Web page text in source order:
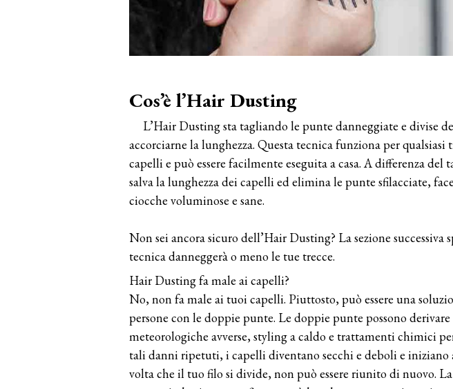
Cos’è l’Hair Dusting
L’Hair Dusting sta tagliando le punte danneggiate e divise
accorciarne la lunghezza. Questa tecnica funziona per qualsiasi
capelli e può essere facilmente eseguita a casa. A differenza del
salva la lunghezza dei capelli ed elimina le punte sfilacciate,
ciocche voluminose e sane.
Non sei ancora sicuro dell’Hair Dusting? La sezione successiva
tecnica danneggerà o meno le tue trecce.
Hair Dusting fa male ai capelli?
No, non fa male ai tuoi capelli. Piuttosto, può essere una
persone con le doppie punte. Le doppie punte possono
meteorologiche avverse, styling a caldo e trattamenti chimici
tali danni ripetuti, i capelli diventano secchi e deboli e iniziano
volta che il tuo filo si divide, non può essere riunito di nuovo.